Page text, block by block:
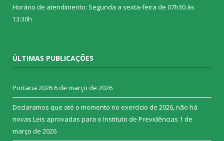
Horário de atendimento: Segunda a sexta-feira de 07h30 às
13:30h
ÚLTIMAS PUBLICAÇÕES
Portaria 2026 6 de março de 2026
Declaramos que até o momento no exercício de 2026, não há
novas Leis aprovadas para o Instituto de Previdências 1 de
março de 2026